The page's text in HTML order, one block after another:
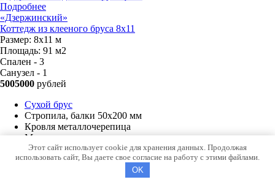
Подробнее
«Дзержинский»
Коттедж из клееного бруса 8х11
Размер: 8х11 м
Площадь: 91 м2
Спален - 3
Санузел - 1
5005000 рублей
Сухой брус
Стропила, балки 50х200 мм
Кровля металлочерепица
Метизы, саморезы, гвозди
Сборка на березовые нагеля, джут
Металлические сваи 108 диаметр
Этот сайт использует cookie для хранения данных. Продолжая
использовать сайт, Вы даете свое согласие на работу с этими файлами.
OK